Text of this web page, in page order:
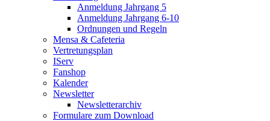
Anmeldung Jahrgang 5
Anmeldung Jahrgang 6-10
Ordnungen und Regeln
Mensa & Cafeteria
Vertretungsplan
IServ
Fanshop
Kalender
Newsletter
Newsletterarchiv
Formulare zum Download